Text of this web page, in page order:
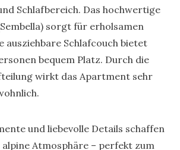
Schlafbereich. Das hochwertige
sorgt für erholsamen
ausziehbare Schlafcouch bietet
bequem Platz. Durch die
wirkt das Apartment sehr
und liebevolle Details schaffen
alpine Atmosphäre – perfekt zum